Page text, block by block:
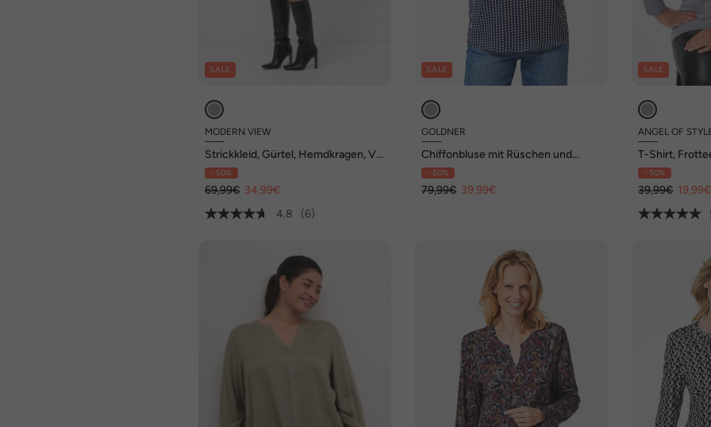
SALE
MODERN VIEW
Strickkleid, Gürtel, Hemdkragen, V-
Ausschnitt, Langarm
- 50%
69,99€ 34,99€
4.8
(6)
SALE
GOLDNER
Chiffonbluse mit Rüschen und
Bindeband
- 50%
79,99€ 39,99€
SALE
ANGEL OF
T-Shirt,
- 50%
39,99€ 19,99€